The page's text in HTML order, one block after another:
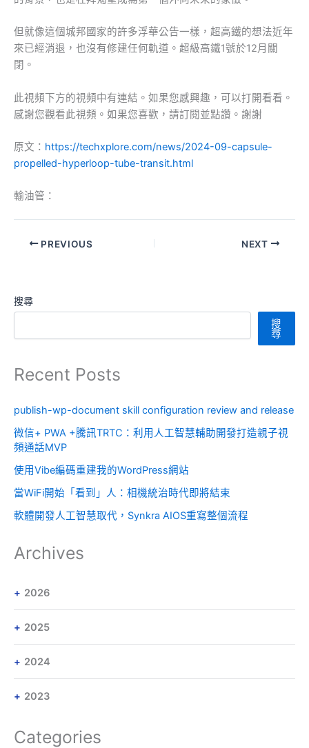
但就像這個城邦國家的許多浮華公告一樣，超高鐵的想法近年
來已經消退，也沒有修建任何軌道。超級高鐵1號於12月關
閉。
此視頻下方的視頻中有連結。如果您感興趣，可以打開看看。
感謝您觀看此視頻。如果您喜歡，請訂閱並點讚。謝謝
原文： https://techxplore.com/news/2024-09-capsule-
propelled-hyperloop-tube-transit.html
輸油管：
PREVIOUS NEXT
搜尋
搜
尋
Recent Posts
publish-wp-document skill configuration review and release
微信+ PWA +騰訊TRTC：利用人工智慧輔助開發打造親子視
頻通話MVP
使用Vibe編碼重建我的WordPress網站
當WiFi開始「看到」人：相機統治時代即將結束
軟體開發人工智慧取代，Synkra AIOS重寫整個流程
Archives
2026
2025
2024
2023
Categories